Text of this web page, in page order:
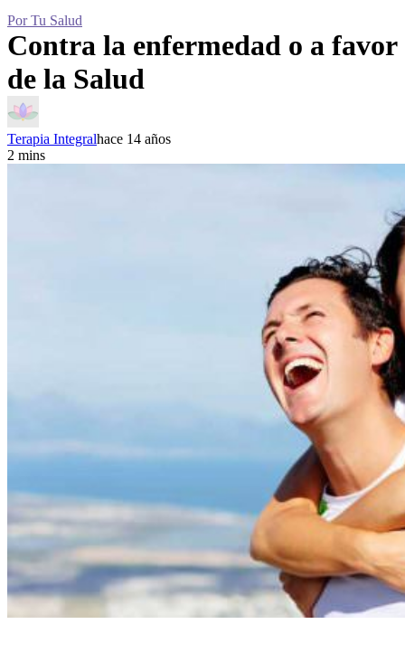
Por Tu Salud
Contra la enfermedad o a favor
de la Salud
Terapia Integralhace 14 años
2 mins